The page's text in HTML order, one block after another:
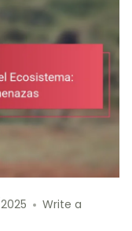
Write a